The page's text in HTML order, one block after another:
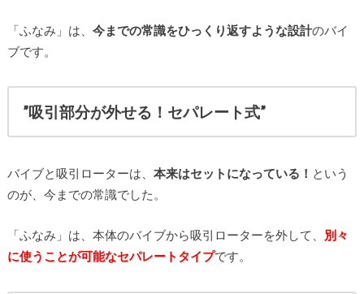
「ふなみ」は、 今までの常識をひっくり返すような設計のバイ
ブです。
”吸引部分が外せる！セパレート式”
バイブと吸引ローターは、 本来はセットになっている！ という
のが、今までの常識でした。
「ふなみ」は、本体のバイブから吸引ローターを外して、 別々
に使うことが可能なセパレートタイプです。